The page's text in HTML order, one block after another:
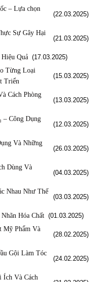
– Lựa chọn
(22.03.2025)
Sự Gây Hại
(21.03.2025)
Quả (17.03.2025)
Từng Loại
Triển
(15.03.2025)
Cách Phòng
(13.03.2025)
– Công Dụng
(12.03.2025)
Và Những
(26.03.2025)
Dùng Và
(04.03.2025)
Nhau Như Thế
(03.03.2025)
Hóa Chất (01.03.2025)
Mỹ Phẩm Và
(28.02.2025)
Gội Làm Tóc
(24.02.2025)
Ích Và Cách